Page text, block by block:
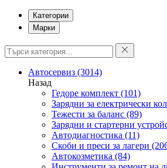
Категории
Марки
Автосервиз (3014)
Назад
Гедоре комплект (101)
Зарядни за електрически
Тежести за баланс (89)
Зарядни и стартерни
Автодиагностика (11)
Скоби и преси за лагери
Автокозметика (84)